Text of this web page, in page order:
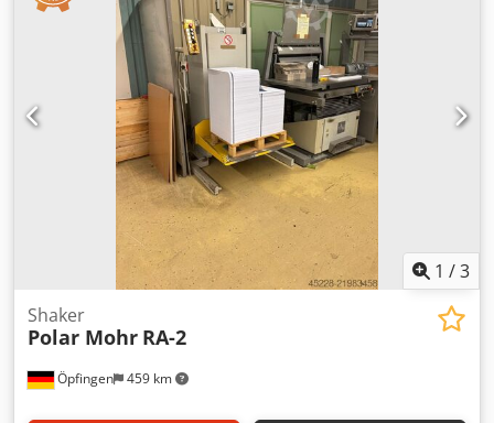
1 /3
Öpfingen 459 km
Shaker
Polar Mohr RA-2